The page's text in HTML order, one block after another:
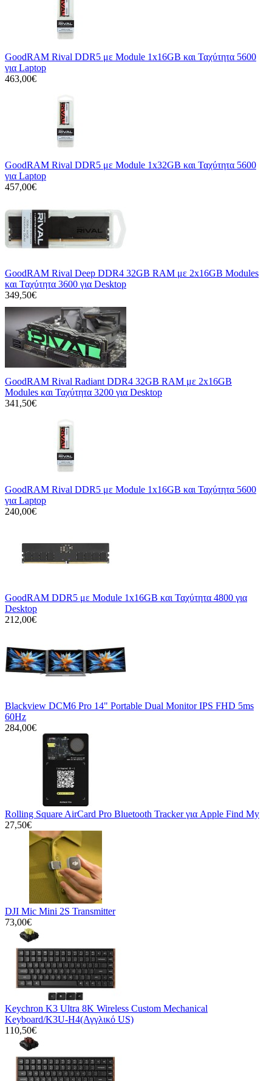
GoodRAM Rival DDR5 με Module 1x16GB και Ταχύτητα 5600
για Laptop
463,00€
GoodRAM Rival DDR5 με Module 1x32GB και Ταχύτητα 5600
για Laptop
457,00€
GoodRAM Rival Deep DDR4 32GB RAM με 2x16GB Modules
και Ταχύτητα 3600 για Desktop
349,50€
GoodRAM Rival Radiant DDR4 32GB RAM με 2x16GB
Modules και Ταχύτητα 3200 για Desktop
341,50€
GoodRAM Rival DDR5 με Module 1x16GB και Ταχύτητα 5600
για Laptop
240,00€
GoodRAM DDR5 με Module 1x16GB και Ταχύτητα 4800 για
Desktop
212,00€
Blackview DCM6 Pro 14" Portable Dual Monitor IPS FHD 5ms
60Hz
284,00€
Rolling Square AirCard Pro Bluetooth Tracker για Apple Find My
27,50€
DJI Mic Mini 2S Transmitter
73,00€
Keychron K3 Ultra 8K Wireless Custom Mechanical
Keyboard/K3U-H4(Αγγλικό US)
110,50€